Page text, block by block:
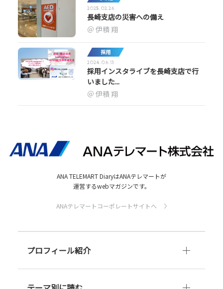
2025.02.26
長崎支店の災害への備え
伊積 翔
採用
2024.06.13
採用インスタライブを長崎支店で行
いました...
伊積 翔
ANA TELEMART DiaryはANAテレマートが
運営するwebマガジンです。
ANAテレマートコーポレートサイトへ
プロフィール紹介